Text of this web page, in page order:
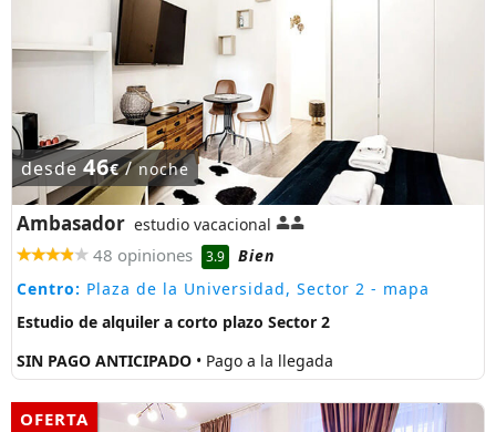
desde46€/noche
Ambasador estudio vacacional
48 opiniones 3.9
Bien
Centro: Plaza de la Universidad, Sector 2 - mapa
Estudio de alquiler a corto plazo Sector 2
SIN PAGO ANTICIPADO • Pago a la llegada
OFERTA